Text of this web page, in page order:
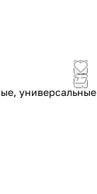
универсальные